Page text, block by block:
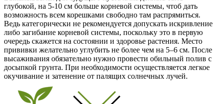
глубокой, на 5-10 см больше корневой системы, чтоб дать
возможность всем корешками свободно там распрямиться.
Ведь категорически не рекомендуется допускать искривление
либо загибание корневой системы, поскольку это в первую
очередь скажется на состоянии и здоровье растения. Место
прививки желательно углубить не более чем на 5–6 см. После
высаживания обязательно нужно провести обильный полив с
досыпкой грунта. При необходимости осуществляется легкое
окучивание и затенение от палящих солнечных лучей.